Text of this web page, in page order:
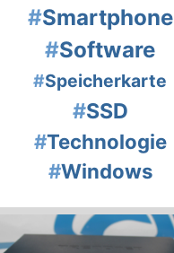
#Smartphone
#Software
#Speicherkarte
#SSD
#Technologie
#Windows